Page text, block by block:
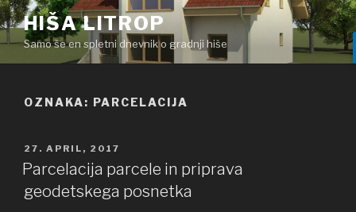
Skoči
na
vsebino
HIŠA LITROP
Samo še en spletni dnevnik o gradnji hiše
OZNAKA: PARCELACIJA
OBJAVLJENO
DNE
27. APRIL, 2017
Parcelacija parcele in priprava
geodetskega posnetka